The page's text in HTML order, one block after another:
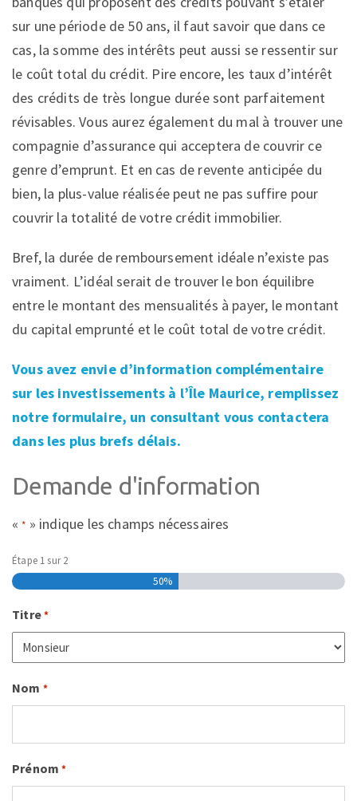
sur une période de 50 ans, il faut savoir que dans ce
cas, la somme des intérêts peut aussi se ressentir sur
le coût total du crédit. Pire encore, les taux d’intérêt
des crédits de très longue durée sont parfaitement
révisables. Vous aurez également du mal à trouver une
compagnie d’assurance qui acceptera de couvrir ce
genre d’emprunt. Et en cas de revente anticipée du
bien, la plus-value réalisée peut ne pas suffire pour
couvrir la totalité de votre crédit immobilier.
Bref, la durée de remboursement idéale n’existe pas
vraiment. L’idéal serait de trouver le bon équilibre
entre le montant des mensualités à payer, le montant
du capital emprunté et le coût total de votre crédit.
Vous avez envie d’information complémentaire
sur les investissements à l’Île Maurice, remplissez
notre formulaire, un consultant vous contactera
dans les plus brefs délais.
Demande d'information
«* » indique les champs nécessaires
Étape 1 sur2
50%
Titre*
Nom *
Prénom *